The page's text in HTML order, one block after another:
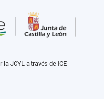
JCYL a través de ICE